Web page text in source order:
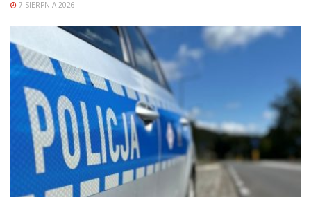
7 SIERPNIA 2026